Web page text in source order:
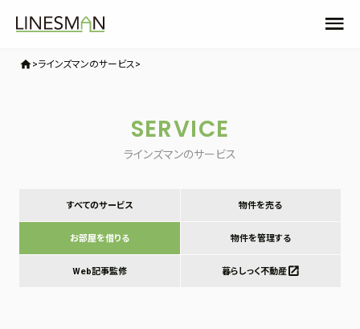
home ラインズマンのサービス
SERVICE
ラインズマンのサービス
すべてのサービス 物件を売る
お部屋を借りる 物件を管理する
Web記事監修 暮らしっく不動産